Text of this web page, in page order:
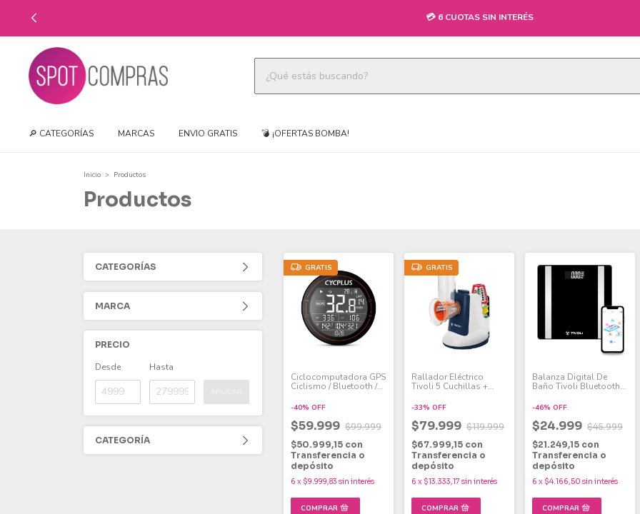
💳 6 CUOTAS SIN INTERÉS
🔎 CATEGORÍAS MARCAS ENVIO GRATIS 💣 ¡OFERTAS BOMBA!
Inicio > Productos
Productos
CATEGORÍAS
MARCA
PRECIO
Desde Hasta
CATEGORÍA
GRATIS
Ciclocomputadora GPS
Ciclismo / Bluetooth /
CYCPLUS
-40% OFF
$59.999 $99.999
$50.999,15 con
Transferencia o
depósito
6 x $9.999,83 sin interés
GRATIS
Rallador Eléctrico
Tivoli 5 Cuchillas +
-33% OFF
$79.999 $119.999
$67.999,15 con
Transferencia o
depósito
6 x $13.333,17 sin interés
Balanza Digital De
Baño Tivoli Bluetooth
-46% OFF
$24.999 $45.999
$21.249,15 con
Transferencia o
depósito
6 x $4.166,50 sin interés